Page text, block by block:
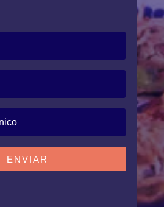
ENVIAR